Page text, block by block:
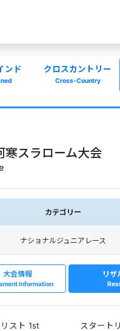
ンド クロスカントリー
Cross-Country
スラローム大会
カテゴリー
ナショナルジュニアレース
大会情報
Information
リザ
スト 1st スタート